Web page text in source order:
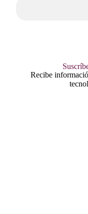
Recibe